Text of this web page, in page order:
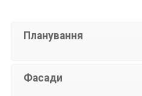
Планування
Фасади